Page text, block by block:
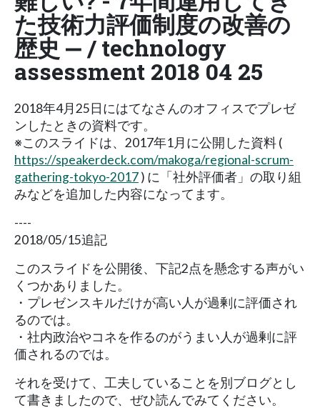
た技術力評価制度の改善の
歴史 ‒ / technology
assessment 2018 04 25
2018年4月25日にはてなさんのオフィスでプレゼ
ンしたときの資料です。
※このスライドは、2017年1月に公開した資料 (
https://speakerdeck.com/makoga/regional-scrum-
gathering-tokyo-2017) に「社外評価者」の取り組
みなどを追加した内容になってます。
----
2018/05/15追記
このスライドを公開後、下記2点を懸念する声がい
くつかありました。
・プレゼンスキルだけが高い人が過剰に評価され
るのでは。
・社内政治やコネを作るのがうまい人が過剰に評
価されるのでは。
それを受けて、工夫していることを別ブログとし
て書きましたので、ぜひ読んでみてください。